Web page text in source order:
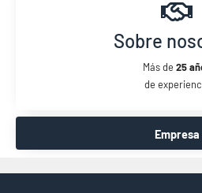
Sobre
Más de 25
de
Empresa